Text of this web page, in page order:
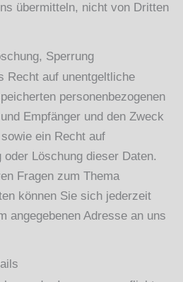
übermitteln, nicht von Dritten
Sperrung
Recht auf unentgeltliche
personenbezogenen
Empfänger und den Zweck
ein Recht auf
Löschung dieser Daten.
Fragen zum Thema
können Sie sich jederzeit
angegebenen Adresse an uns